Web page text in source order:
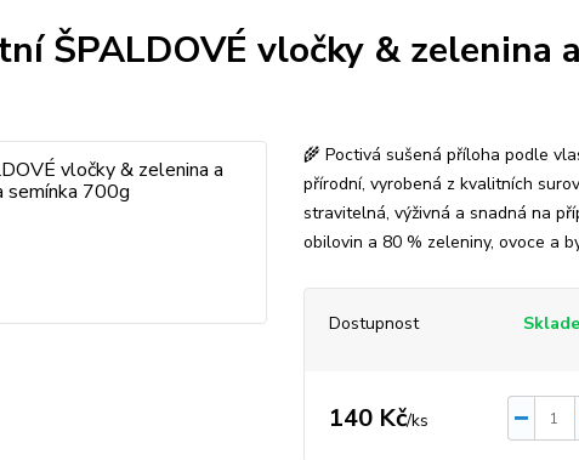
ŠPALDOVÉ vločky & zelenina
🌾 Poctivá sušená příloha podle
přírodní, vyrobená z kvalitních
stravitelná, výživná a snadná na
obilovin a 80 % zeleniny, ovoce a
Dostupnost
140 Kč/ks